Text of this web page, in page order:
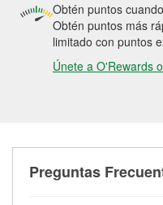
Obtén puntos
Obtén puntos más
limitado con puntos
Únete a O'Rewards
Preguntas